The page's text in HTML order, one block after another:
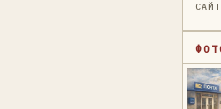
САЙТ